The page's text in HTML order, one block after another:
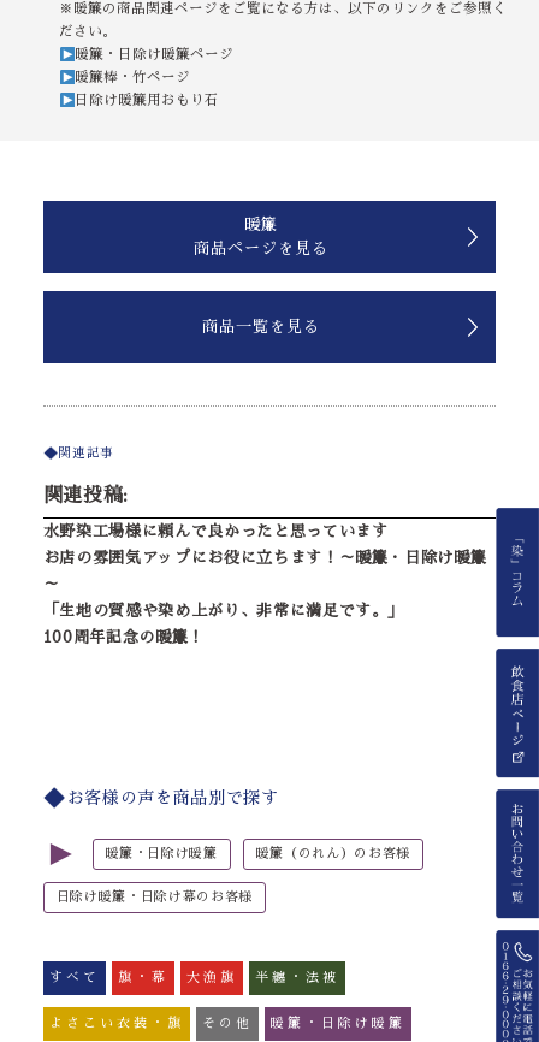
※暖簾の商品関連ページをご覧になる方は、以下のリンクをご参照く
ださい。
暖簾・日除け暖簾ページ
暖簾棒・竹ページ
日除け暖簾用おもり石
商品一覧を見る
暖簾
商品ページを見る
関連記事
関連投稿:
水野染工場様に頼んで良かったと思っています
お店の雰囲気アップにお役に立ちます！～暖簾・日除け暖簾
～
「生地の質感や染め上がり、非常に満足です。」
100周年記念の暖簾！
お客様の声を商品別で探す
► 暖簾・日除け暖簾 暖簾（のれん）のお客様
日除け暖簾・日除け幕のお客様
すべて 旗・幕 大漁旗 半纏・法被
よさこい衣装・旗 その他 暖簾・日除け暖簾